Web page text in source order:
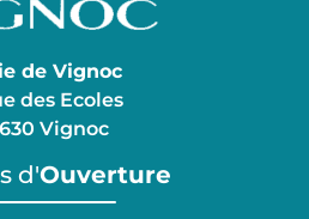
de Vignoc
des Ecoles
Vignoc
d'Ouverture